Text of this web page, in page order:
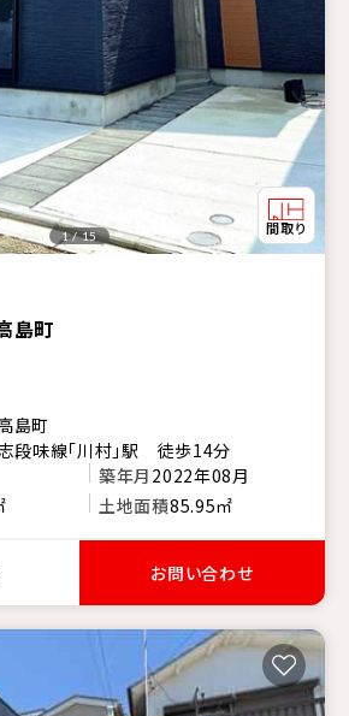
島町
1 / 15
島町
段味線「川村」駅 徒歩14分
築年月 2022年08月
土地面積85.95㎡
お問い合わせ